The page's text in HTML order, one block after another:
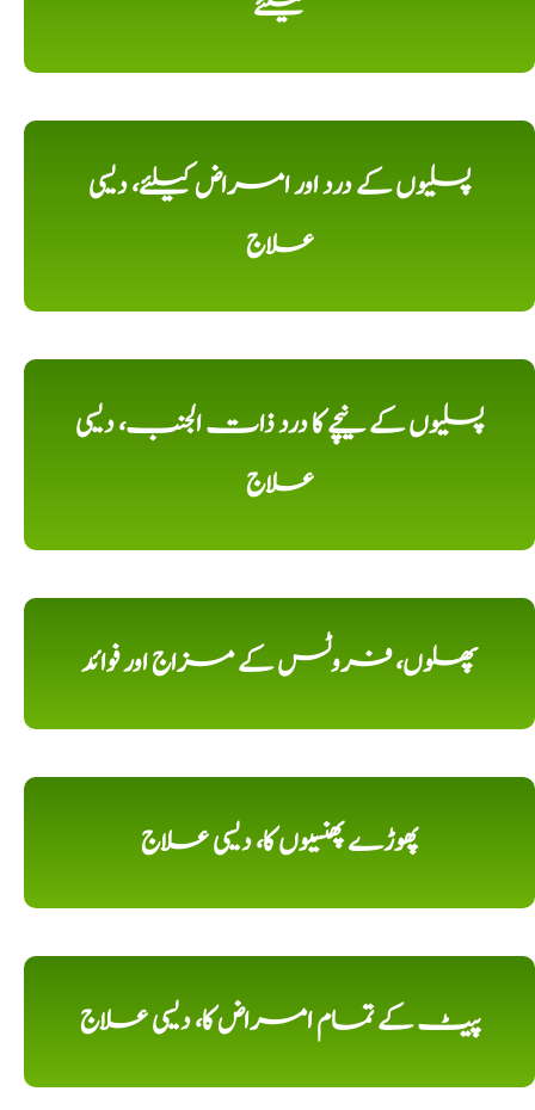
پسلیوں کے درد اور امراض کیلئے، دیسی
علاج
پسلیوں کے نیچے کا درد ذات الجنب، دیسی
علاج
پھلوں، فروٹس کے مزاج اور فوائد
پھوڑے پھنسیوں کا، دیسی علاج
پیٹ کے تمام امراض کا، دیسی علاج